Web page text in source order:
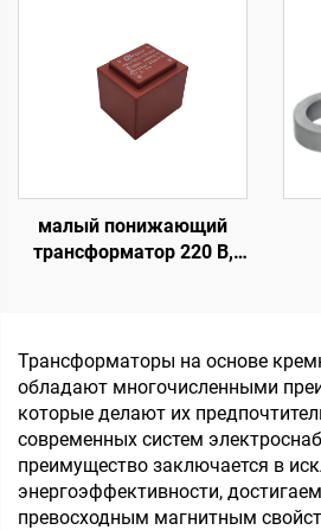
малый понижающий
трансформатор 220 В,
трансформатор на
печатной плате,
трансформатор тока для
печатной платы
Трансформаторы на основе
обладают многочисленными
которые делают их
современных систем
преимущество заключается в
энергоэффективности,
превосходным магнитным